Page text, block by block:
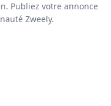
Publiez votre annonce
Zweely.